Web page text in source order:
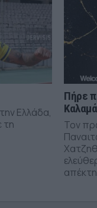
Ελλάδα,
τη
Πήρε
Τον